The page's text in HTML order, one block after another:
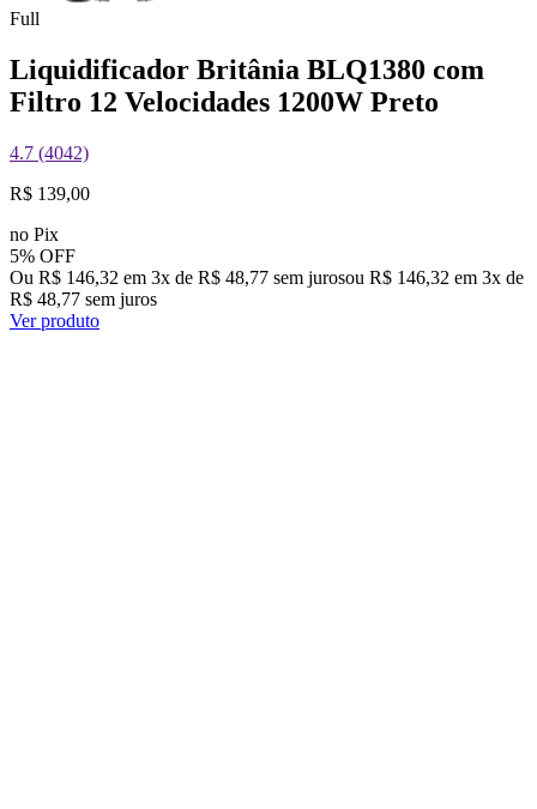
Full
Liquidificador Britânia BLQ1380 com
Filtro 12 Velocidades 1200W Preto
4.7 (4042)
R$ 139,00
no Pix
5% OFF
Ou R$ 146,32 em 3x de R$ 48,77 sem jurosou R$ 146,32 em 3x de
R$ 48,77 sem juros
Ver produto